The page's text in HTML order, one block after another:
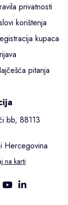
privatnosti
korištenja
kupaca
pitanja
bb, 88113
Hercegovina
na karti